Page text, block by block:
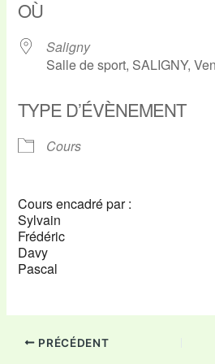
OÙ
Saligny
Salle de sport, SALIGNY,
TYPE D’ÉVÈNEMENT
Cours
Cours encadré par :
Sylvain
Frédéric
Davy
Pascal
PRÉCÉDENT